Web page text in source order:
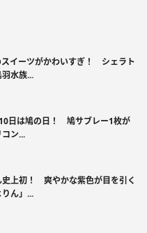
スイーツがかわいすぎ！ シェラト
水族...
10日は鳩の日！ 鳩サブレー1枚が
ン...
史上初！ 爽やかな紫色が目を引く
りん」...